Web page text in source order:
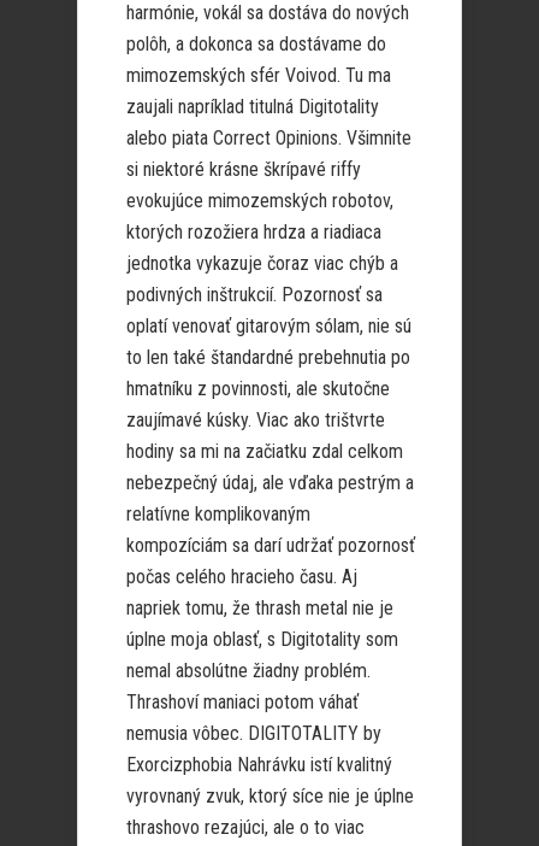
harmónie, vokál sa dostáva do nových
polôh, a dokonca sa dostávame do
mimozemských sfér Voivod. Tu ma
zaujali napríklad titulná Digitotality
alebo piata Correct Opinions. Všimnite
si niektoré krásne škrípavé riffy
evokujúce mimozemských robotov,
ktorých rozožiera hrdza a riadiaca
jednotka vykazuje čoraz viac chýb a
podivných inštrukcií. Pozornosť sa
oplatí venovať gitarovým sólam, nie sú
to len také štandardné prebehnutia po
hmatníku z povinnosti, ale skutočne
zaujímavé kúsky. Viac ako trištvrte
hodiny sa mi na začiatku zdal celkom
nebezpečný údaj, ale vďaka pestrým a
relatívne komplikovaným
kompozíciám sa darí udržať pozornosť
počas celého hracieho času. Aj
napriek tomu, že thrash metal nie je
úplne moja oblasť, s Digitotality som
nemal absolútne žiadny problém.
Thrashoví maniaci potom váhať
nemusia vôbec. DIGITOTALITY by
Exorcizphobia Nahrávku istí kvalitný
vyrovnaný zvuk, ktorý síce nie je úplne
thrashovo rezajúci, ale o to viac